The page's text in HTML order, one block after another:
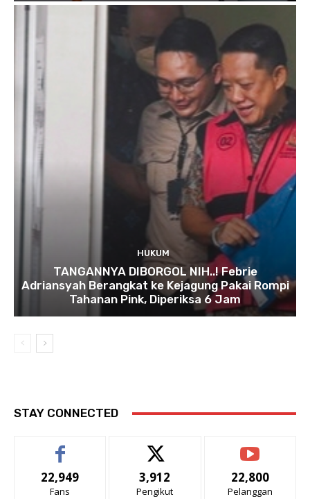
HUKUM
TANGANNYA DIBORGOL NIH..! Febrie
Adriansyah Berangkat ke Kejagung Pakai Rompi
Tahanan Pink, Diperiksa 6 Jam
STAY CONNECTED
22,949
Fans
3,912
Pengikut
22,800
Pelanggan